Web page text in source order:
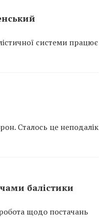
системи працює
Сталось це неподалік
балістики
щодо постачань